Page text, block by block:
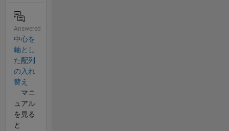
Answered
中心を
軸とし
た配列
の入れ
替え
マニ
ュアル
を見る
と